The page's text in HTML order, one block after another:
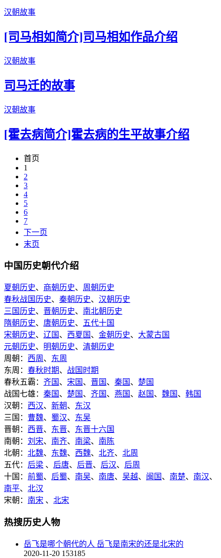
汉朝故事
[司马相如简介]司马相如作品介绍
汉朝故事
司马迁的故事
汉朝故事
[霍去病简介]霍去病的生平故事介绍
首页
1
2
3
4
5
6
7
下一页
末页
中国历史朝代介绍
夏朝历史、 商朝历史、 周朝历史
春秋战国历史、 秦朝历史、 汉朝历史
三国历史、 晋朝历史、 南北朝历史
隋朝历史、 唐朝历史、
五代十国
宋朝历史、 辽国 、 西夏国 、 金朝历史、 大蒙古国
元朝历史、 明朝历史、 清朝历史
周朝： 西周 、 东周
东周： 春秋时期、 战国时期
春秋五霸： 齐国 、 宋国 、 晋国 、 秦国 、 楚国
战国七雄： 秦国 、 楚国 、 齐国 、 燕国 、 赵国 、 魏国 、 韩国
汉朝： 西汉、 新朝、 东汉
三国： 曹魏、 蜀汉、 东吴
晋朝： 西晋、 东晋、 东晋十六国
南朝： 刘宋、 南齐、 南梁、 南陈
北朝： 北魏、 东魏、 西魏、 北齐、 北周
五代： 后梁 、 后唐、 后晋、 后汉、 后周
十国： 前蜀、 后蜀、 南吴、 南唐、 吴越、 闽国 、 南楚、 南汉、
南平、 北汉
宋朝： 南宋 、 北宋
热搜历史人物
岳飞是哪个朝代的人 岳飞是南宋的还是北宋的
2020-11-20 153185